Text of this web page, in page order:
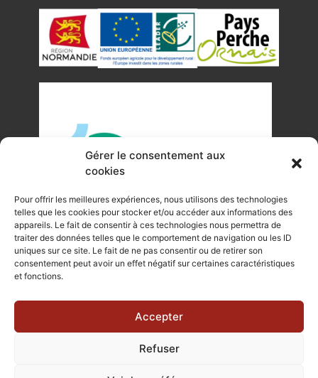
Gérer le consentement aux
cookies
Pour offrir les meilleures expériences, nous utilisons des technologies
telles que les cookies pour stocker et/ou accéder aux informations des
appareils. Le fait de consentir à ces technologies nous permettra de
traiter des données telles que le comportement de navigation ou les ID
uniques sur ce site. Le fait de ne pas consentir ou de retirer son
consentement peut avoir un effet négatif sur certaines caractéristiques
et fonctions.
Accepter
Refuser
©Tous droits réservés Office de Tourisme du Pays de
Plan du site
Site internet réalisé par Je
Communique